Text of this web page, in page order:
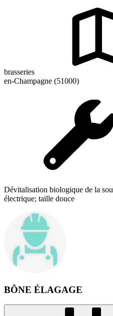
brasseries
en-Champagne (51000)
Dévitalisation biologique de la
électrique; taille douce
BÔNE ÉLAGAGE